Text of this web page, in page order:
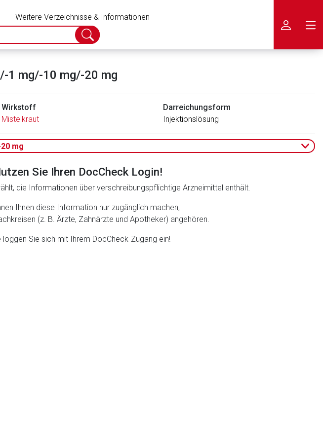
Weitere Verzeichnisse & Informationen
Suche
abschicken
1 mg/-10 mg/-20 mg
Wirkstoff
Mistelkraut
Darreichungsform
Injektionslösung
mg
Sie Ihren DocCheck Login!
die Informationen über verschreibungspflichtige Arzneimittel enthält.
Ihnen diese Information nur zugänglich machen,
(z. B. Ärzte, Zahnärzte und Apotheker) angehören.
loggen Sie sich mit Ihrem DocCheck-Zugang ein!
Für die Inhalte der externen Web-Seite ist deren